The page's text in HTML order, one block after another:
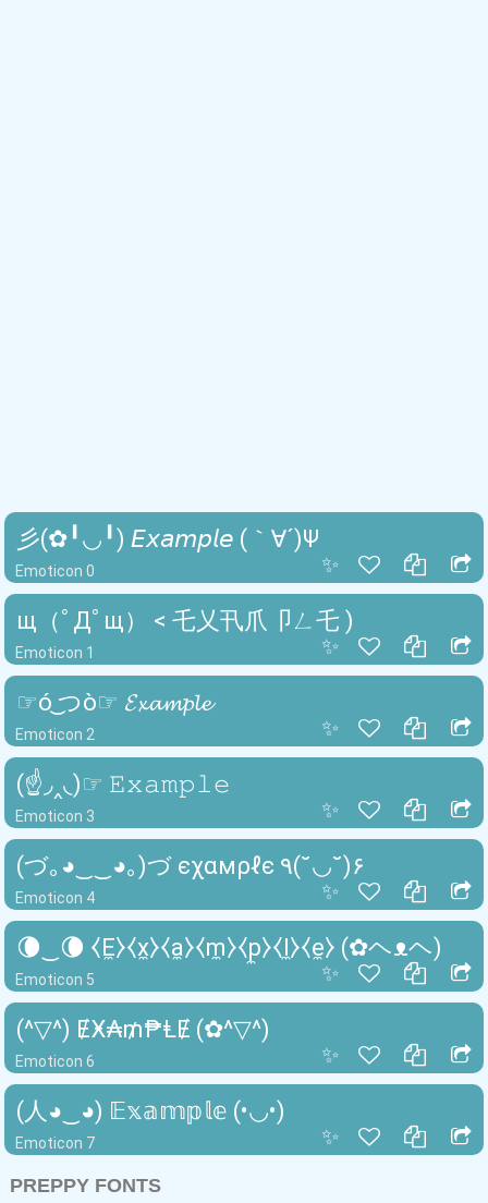
✨
Emoticon 0
彡(✿╹◡╹) 𝘌𝘹𝘢𝘮𝘱𝘭𝘦 (｀∀´)Ψ
✨
Emoticon 1
щ（ﾟДﾟщ） < 乇乂卂爪卩ㄥ乇 )
✨
Emoticon 2
☞ó ͜つò☞ 𝓔𝔁𝓪𝓶𝓹𝓵𝓮
✨
Emoticon 3
(☝◞‸◟)☞ 𝙴𝚡𝚊𝚖𝚙𝚕𝚎
✨
Emoticon 4
(づ｡◕‿‿◕｡)づ єχαмρℓє ٩(˘◡˘)۶
✨
Emoticon 5
🌘‿🌘 ⧼E̼⧽⧼x̼⧽⧼a̼⧽⧼m̼⧽⧼p̼⧽⧼l̼⧽⧼e̼⧽ (✿ヘᴥヘ)
✨
Emoticon 6
(^▽^) ɆӾ₳₥₱ⱠɆ (✿^▽^)
✨
Emoticon 7
(人◕‿◕) 𝔼𝕩𝕒𝕞𝕡𝕝𝕖 (•◡•)
PREPPY FONTS